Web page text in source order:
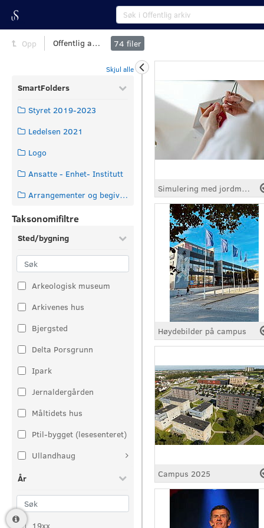
Opp Offentlig arkiv 74 filer
Skjul alle
SmartFolders
Styret 2019-2023
Ledelsen 2021
Logo
Ansatte - Enhet- Institutt
Arrangementer og begivenheter
Taksonomifiltre
Sted/bygning
Arkeologisk museum
Arkivenes hus
Bjergsted
Delta Porsgrunn
Ipark
Jernaldergården
Måltidets hus
Ptil-bygget (lesesenteret)
Ullandhaug
År
19xx
Simulering med jordmorstudenter på SUS Ullandhaug
Høydebilder på campus
Campus 2025